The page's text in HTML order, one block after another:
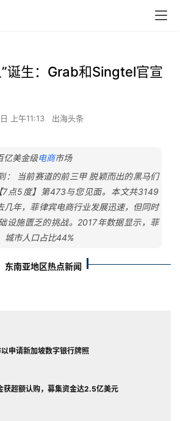
诞生：Grab和Singtel官宣
上午11:13 出海头条
亿美金级电商市场
： 当前赛道的前三甲 脱颖而出的黑马们
7点5度】第473与您见面。本文共3149
几年，菲律宾电商行业发展迅速，但同时
设施匮乏的挑战。2017年数据显示，菲
城市人口占比44%
东南亚地区热点新闻
申请新加坡数字银行牌照
获超额认购，募集资金达2.5亿美元